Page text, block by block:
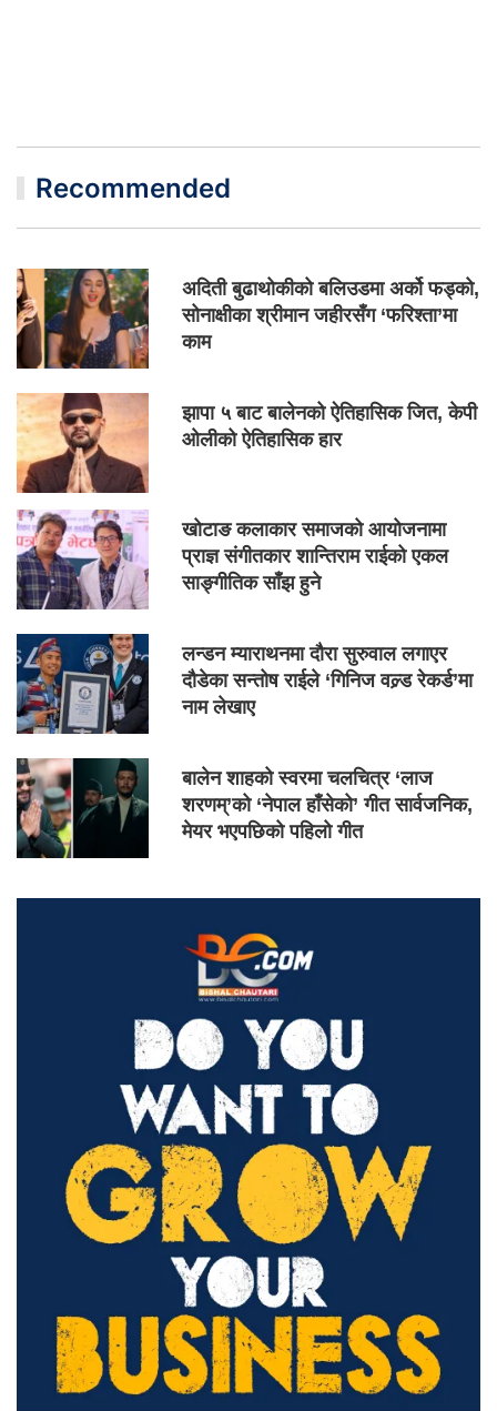
Recommended
अदिती बुढाथोकीको बलिउडमा अर्को फड्को,
सोनाक्षीका श्रीमान जहीरसँग ‘फरिश्ता’मा
काम
झापा ५ बाट बालेनको ऐतिहासिक जित, केपी
ओलीको ऐतिहासिक हार
खोटाङ कलाकार समाजको आयोजनामा
प्राज्ञ संगीतकार शान्तिराम राईको एकल
साङ्गीतिक साँझ हुने
लन्डन म्याराथनमा दौरा सुरुवाल लगाएर
दौडेका सन्तोष राईले ‘गिनिज वल्र्ड रेकर्ड’मा
नाम लेखाए
बालेन शाहको स्वरमा चलचित्र ‘लाज
शरणम्’को ‘नेपाल हाँसेको’ गीत सार्वजनिक,
मेयर भएपछिको पहिलो गीत